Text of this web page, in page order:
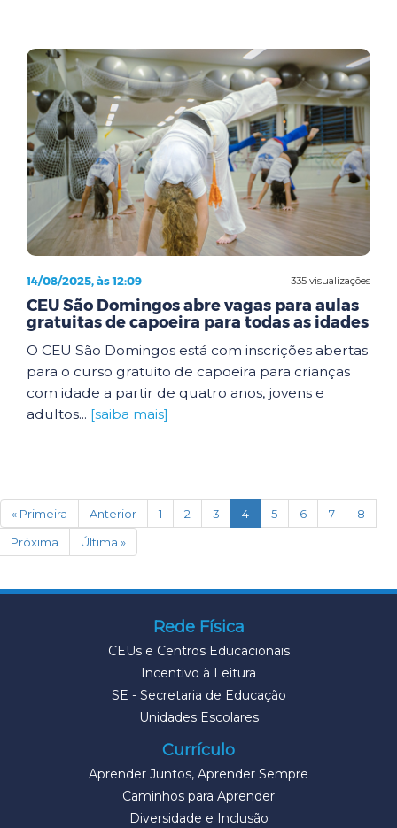
335 visualizações
14/08/2025, às 12:09
CEU São Domingos abre vagas para aulas
gratuitas de capoeira para todas as idades
O CEU São Domingos está com inscrições abertas
para o curso gratuito de capoeira para crianças
com idade a partir de quatro anos, jovens e
adultos... [saiba mais]
« Primeira Anterior 1 2 3 4(current)
5 6 7
8
Próxima
Última »
Rede Física
CEUs e Centros Educacionais
Incentivo à Leitura
SE - Secretaria de Educação
Unidades Escolares
Currículo
Aprender Juntos, Aprender Sempre
Caminhos para Aprender
Diversidade e Inclusão